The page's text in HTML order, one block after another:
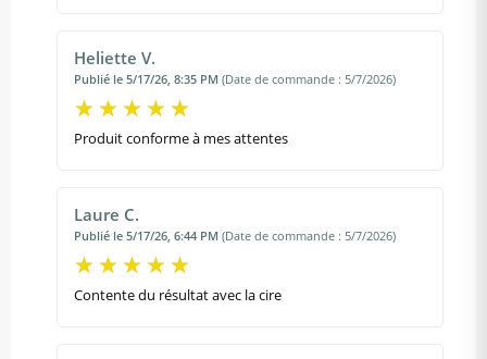
Heliette V.
Publié le 5/17/26, 8:35 PM (Date de commande : 5/7/2026)
Produit conforme à mes attentes
Laure C.
Publié le 5/17/26, 6:44 PM (Date de commande : 5/7/2026)
Contente du résultat avec la cire